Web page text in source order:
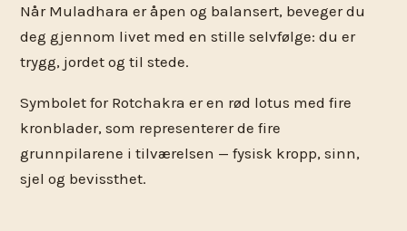
Når Muladhara er åpen og balansert, beveger du
deg gjennom livet med en stille selvfølge: du er
trygg, jordet og til stede.
Symbolet for Rotchakra er en rød lotus med fire
kronblader, som representerer de fire
grunnpilarene i tilværelsen — fysisk kropp, sinn,
sjel og bevissthet.